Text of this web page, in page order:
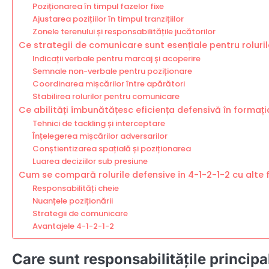
Poziționarea în timpul fazelor fixe
Ajustarea pozițiilor în timpul tranzițiilor
Zonele terenului și responsabilitățile jucătorilor
Ce strategii de comunicare sunt esențiale pentru
Indicații verbale pentru marcaj și acoperire
Semnale non-verbale pentru poziționare
Coordinarea mișcărilor între apărători
Stabilirea rolurilor pentru comunicare
Ce abilități îmbunătățesc eficiența defensivă în
Tehnici de tackling și interceptare
Înțelegerea mișcărilor adversarilor
Conștientizarea spațială și poziționarea
Luarea deciziilor sub presiune
Cum se compară rolurile defensive în 4-1-2-1-2 cu alte
Responsabilități cheie
Nuanțele poziționării
Strategii de comunicare
Avantajele 4-1-2-1-2
Care sunt responsabilitățile